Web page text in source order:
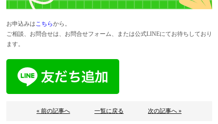
お申込みはこちらから。
ご相談、お問合せは、お問合せフォーム、または公式LINEにてお待ちしており
ます。
« 前の記事へ 一覧に戻る 次の記事へ »